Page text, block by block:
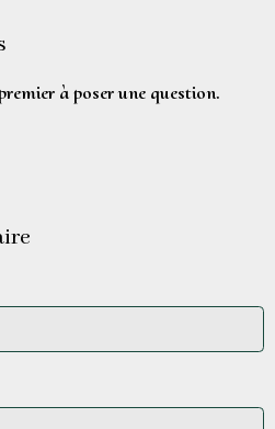
à poser une question.